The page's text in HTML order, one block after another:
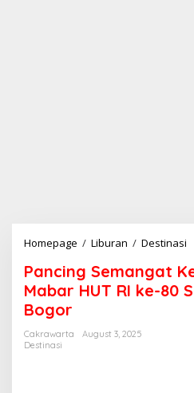
Homepage / Liburan / Destinasi
n
c
i
Pancing Semangat
Mabar HUT RI ke-80
Bogor
Cakrawarta
August 3, 2025
Destinasi